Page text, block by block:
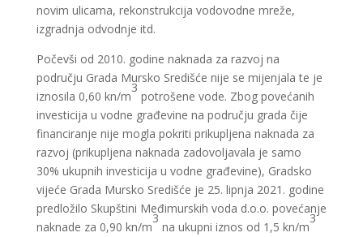
novim ulicama, rekonstrukcija vodovodne mreže,
izgradnja odvodnje itd.
Počevši od 2010. godine naknada za razvoj na
području Grada Mursko Središće nije se mijenjala te je
iznosila 0,60 kn/m
3
potrošene vode. Zbog povećanih
investicija u vodne građevine na području grada čije
financiranje nije mogla pokriti prikupljena naknada za
razvoj (prikupljena naknada zadovoljavala je samo
30% ukupnih investicija u vodne građevine), Gradsko
vijeće Grada Mursko Središće je 25. lipnja 2021. godine
predložilo Skupštini Međimurskih voda d.o.o. povećanje
naknade za 0,90 kn/m
3
na ukupni iznos od 1,5 kn/m
3